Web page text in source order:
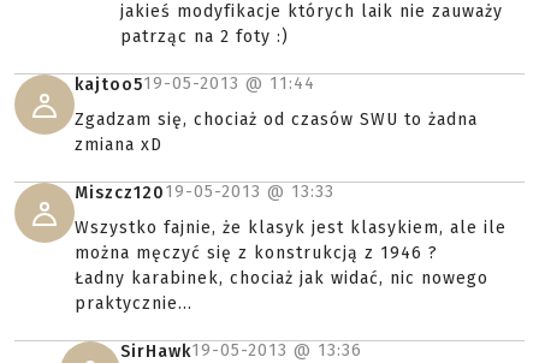
jakieś modyfikacje których laik nie zauważy
patrząc na 2 foty :)
kajtoo519-05-2013 @ 11:44
Zgadzam się, chociaż od czasów SWU to żadna
zmiana xD
Miszcz12019-05-2013 @ 13:33
Wszystko fajnie, że klasyk jest klasykiem, ale ile
można męczyć się z konstrukcją z 1946 ?
Ładny karabinek, chociaż jak widać, nic nowego
praktycznie...
SirHawk19-05-2013 @ 13:36